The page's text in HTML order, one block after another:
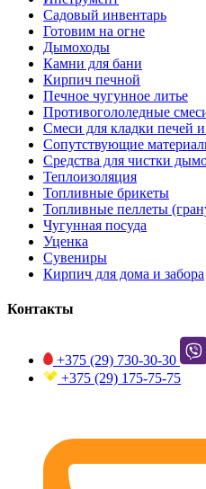
Садовый инвентарь
Готовим на огне
Дымоходы
Камни для бани
Кирпич печной
Печное чугунное литье
Противогололедные
Смеси для кладки печей
Сопутствующие
Средства для чистки
Теплоизоляция
Топливные брикеты
Топливные пеллеты
Чугунная посуда
Уценка
Сувениры
Кирпич для дома и забора
Контакты
+375 (29) 730-30-30
+375 (29) 175-75-75